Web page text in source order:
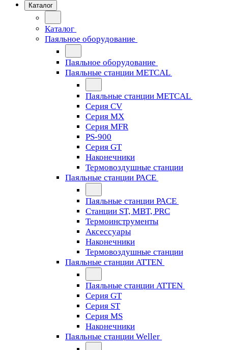
Каталог
Каталог
Паяльное оборудование
Паяльное оборудование
Паяльные станции METCAL
Паяльные станции METCAL
Серия CV
Серия MX
Серия MFR
PS-900
Серия GT
Наконечники
Термовоздушные станции
Паяльные станции PACE
Паяльные станции PACE
Станции ST, MBT, PRC
Термоинструменты
Аксессуары
Наконечники
Термовоздушные станции
Паяльные станции ATTEN
Паяльные станции ATTEN
Серия GT
Серия ST
Серия MS
Наконечники
Паяльные станции Weller